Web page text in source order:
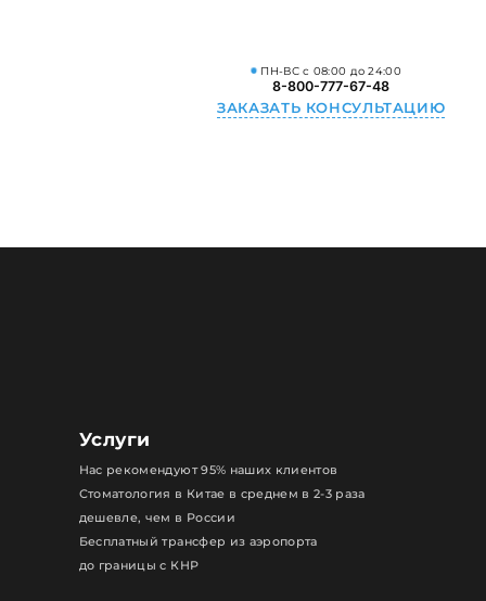
ПН-ВС с 08:00 до 24:00
8-800-777-67-48
ЗАКАЗАТЬ КОНСУЛЬТАЦИЮ
Услуги
Нас рекомендуют 95% наших клиентов
Стоматология в Китае в среднем в 2-3 раза
дешевле, чем в России
Бесплатный трансфер из аэропорта
до границы с КНР